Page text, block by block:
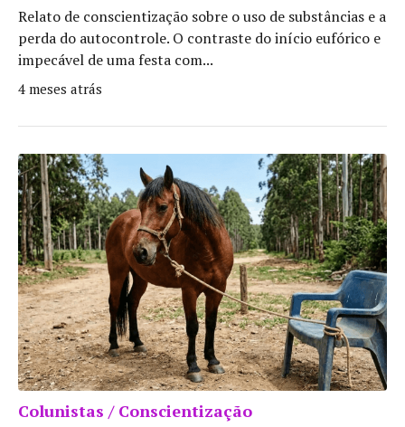
Relato de conscientização sobre o uso de substâncias e a
perda do autocontrole. O contraste do início eufórico e
impecável de uma festa com...
4 meses atrás
Colunistas / Conscientização